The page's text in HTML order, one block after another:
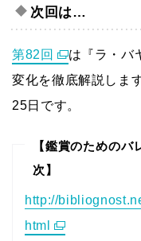
次回は…
第82回
は『ラ・バ
変化を徹底解説しま
25日です。
【鑑賞のためのバ
次】
http://
html